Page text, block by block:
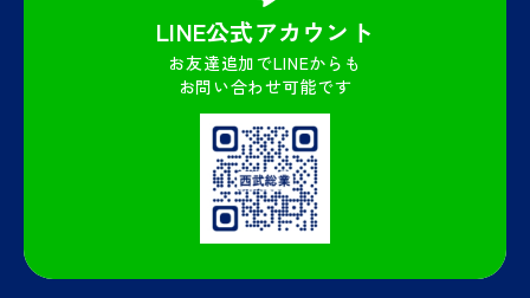
LINE公式アカウント
お友達追加でLINEからも
お問い合わせ可能です